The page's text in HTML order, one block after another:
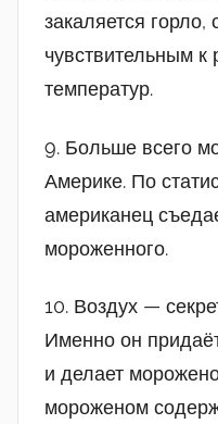
закаляется горло,
чувствительным к
температур.
9. Больше всего
Америке. По
американец
мороженного.
10. Воздух —
Именно он
и делает
мороженом